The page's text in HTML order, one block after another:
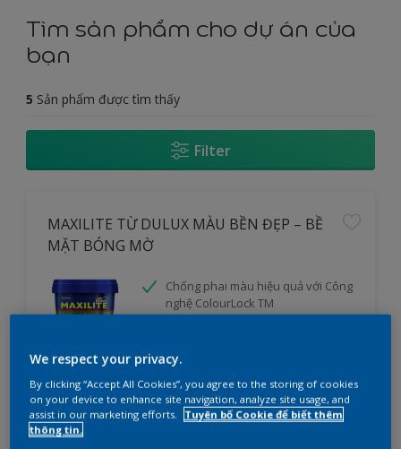
Tìm sản phẩm cho dự án của
bạn
5 Sản phẩm được tìm thấy
Filter
MAXILITE TỪ DULUX MÀU BỀN ĐẸP – BỀ
MẶT BÓNG MỜ
Chống phai màu hiệu quả với Công
nghệ ColourLock TM
Độ phủ cao vượt bậc giúp tiết kiệm
chi phí
cửa hàng
We respect your privacy.
By clicking “Accept All Cookies”, you agree to the storing of cookies
on your device to enhance site navigation, analyze site usage, and
assist in our marketing efforts.
Tuyên bố Cookie để biết thêm
thông tin.